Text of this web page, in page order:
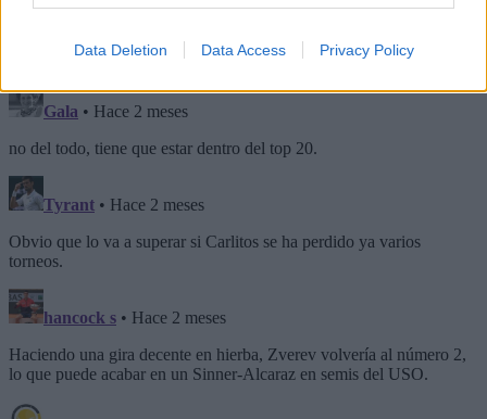
Data Deletion Data Access Privacy Policy